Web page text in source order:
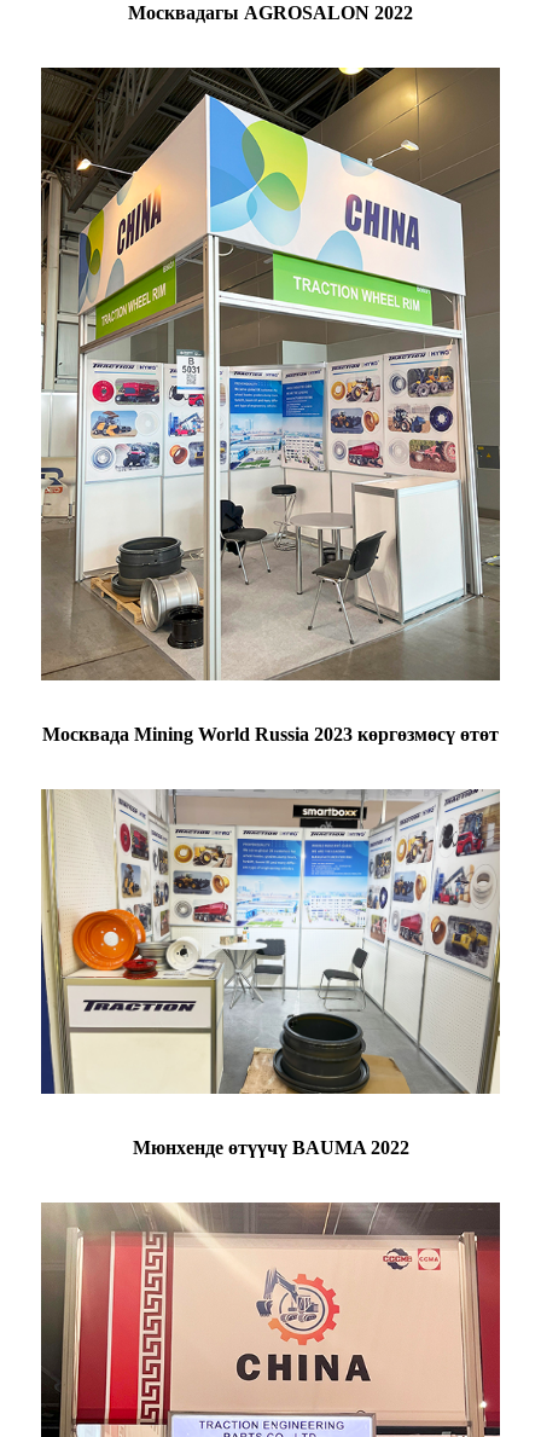
Москвадагы AGROSALON 2022
Москвада Mining World Russia 2023 көргөзмөсү өтөт
Мюнхенде өтүүчү BAUMA 2022